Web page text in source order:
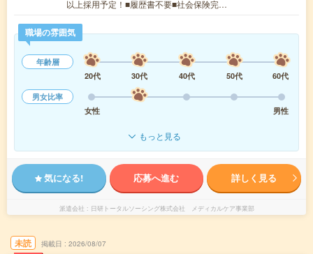
以上採用予定！■履歴書不要■社会保険完…
職場の雰囲気
年齢層
20代
30代 40代 50代
60代
男女比率
女性
男性
もっと見る
気になる! 応募へ進む 詳しく見る
派遣会社 日研トータルソーシング株式会社 メディカルケア事業部
未読 掲載日 2026/08/07